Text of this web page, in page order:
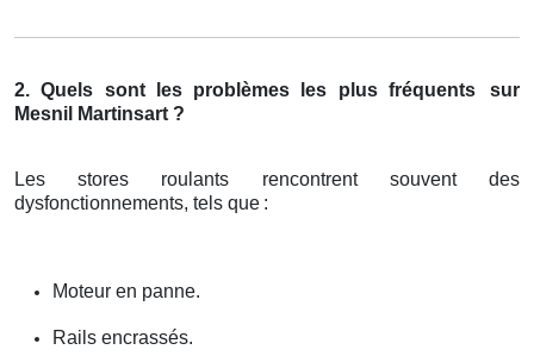
2. Quels sont les problèmes les plus fréquents
sur
Mesnil Martinsart ?
Les stores roulants rencontrent souvent des
dysfonctionnements, tels que :
Moteur en panne.
Rails encrassés.